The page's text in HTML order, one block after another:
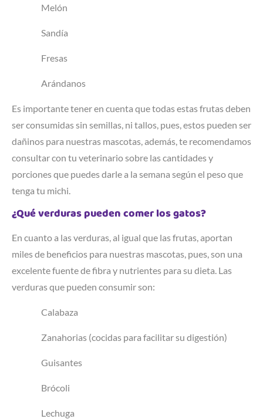
Melón
Sandía
Fresas
Arándanos
Es importante tener en cuenta que todas estas frutas deben
ser consumidas sin semillas, ni tallos, pues, estos pueden ser
dañinos para nuestras mascotas, además, te recomendamos
consultar con tu veterinario sobre las cantidades y
porciones que puedes darle a la semana según el peso que
tenga tu michi.
¿Qué verduras pueden comer los gatos?
En cuanto a las verduras, al igual que las frutas, aportan
miles de beneficios para nuestras mascotas, pues, son una
excelente fuente de fibra y nutrientes para su dieta. Las
verduras que pueden consumir son:
Calabaza
Zanahorias (cocidas para facilitar su digestión)
Guisantes
Brócoli
Lechuga